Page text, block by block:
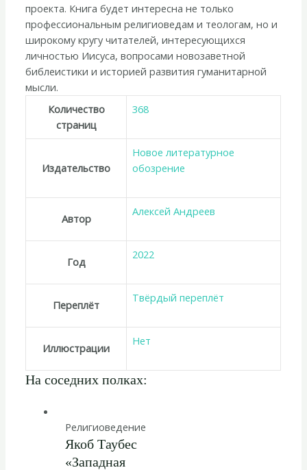
проекта. Книга будет интересна не только
профессиональным религиоведам и теологам, но и
широкому кругу читателей, интересующихся
личностью Иисуса, вопросами новозаветной
библеистики и историей развития гуманитарной
мысли.
Количество
страниц
368
Издательство
Новое литературное
обозрение
Автор
Алексей Андреев
Год
2022
Переплёт
Твёрдый переплёт
Иллюстрации
Нет
На соседних полках:
Религиоведение
Якоб Таубес
«Западная